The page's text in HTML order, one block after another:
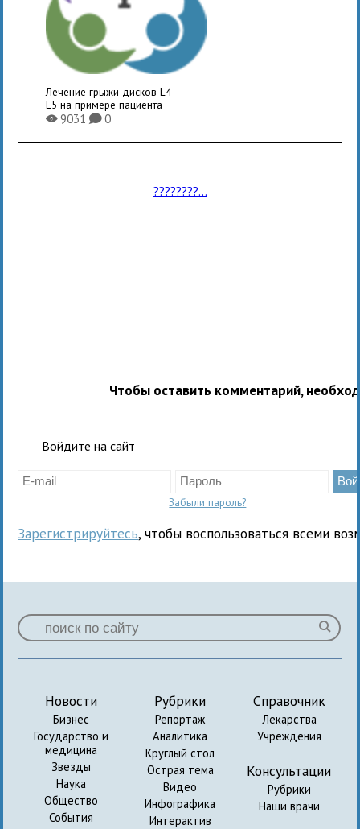
Лечение грыжи дисков L4-
L5 на примере пациента
X9031K0
????????...
Чтобы оставить комментарий,
Войдите на сайт
Забыли пароль?
Зарегистрируйтесь, чтобы воспользоваться всеми
Новости
Бизнес
Государство и
медицина
Звезды
Наука
Общество
События
Рубрики
Репортаж
Аналитика
Круглый стол
Острая тема
Видео
Инфографика
Интерактив
Справочник
Лекарства
Учреждения
Консультации
Рубрики
Наши врачи